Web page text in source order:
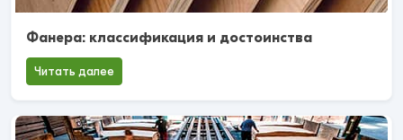
Фанера: классификация и достоинства
Читать далее